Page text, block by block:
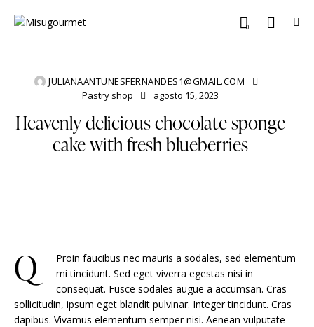
0
JULIANAANTUNESFERNANDES1@GMAIL.COM
Pastry shop
agosto 15, 2023
Heavenly delicious chocolate sponge
cake with fresh blueberries
Q
Proin faucibus nec mauris a sodales, sed elementum
mi tincidunt. Sed eget viverra egestas nisi in
consequat. Fusce sodales augue a accumsan. Cras
sollicitudin, ipsum eget blandit pulvinar. Integer tincidunt. Cras
dapibus. Vivamus elementum semper nisi. Aenean vulputate